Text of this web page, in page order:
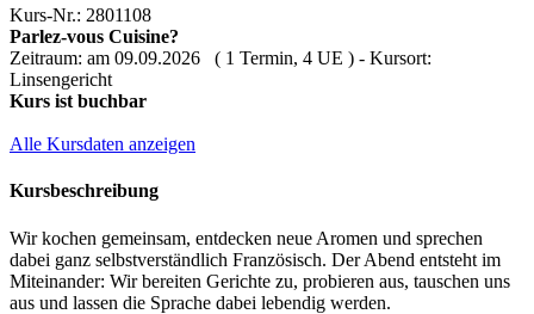
Kurs-Nr.: 2801108
Parlez-vous Cuisine?
Zeitraum: am 09.09.2026 ( 1 Termin, 4 UE ) - Kursort:
Linsengericht
Kurs ist buchbar
Alle Kursdaten anzeigen
Kursbeschreibung
Wir kochen gemeinsam, entdecken neue Aromen und sprechen
dabei ganz selbstverständlich Französisch. Der Abend entsteht im
Miteinander: Wir bereiten Gerichte zu, probieren aus, tauschen uns
aus und lassen die Sprache dabei lebendig werden.